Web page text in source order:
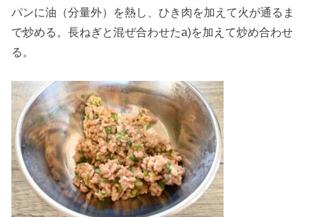
パンに油（分量外）を熱し、ひき肉を加えて火が通るま
で炒める。長ねぎと混ぜ合わせたa)を加えて炒め合わせ
る。